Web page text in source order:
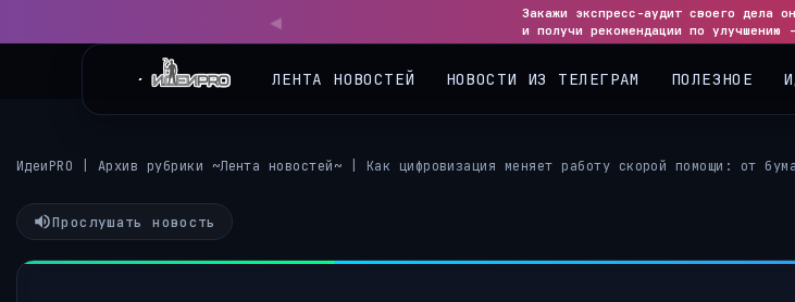
Закажи экспресс-аудит своего дела
и получи рекомендации по
ИдеиPRO Архив рубрики ~Лента новостей~ Как цифровизация меняет работу скорой помощи: от
Прослушать новость